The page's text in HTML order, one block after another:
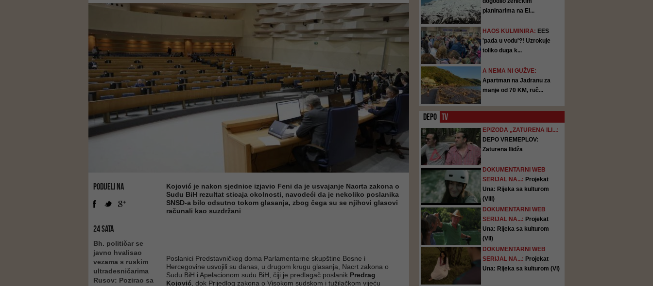
PODIJELI NA
24 SATA
Bh. političar se
javno hvalisao
vezama s ruskim
ultradesničarima
Rusov: Pozirao sa
Kojović je nakon sjednice izjavio Feni da je usvajanje Nacrta zakona o
Sudu BiH rezultat sticaja okolnosti, navodeći da je nekoliko poslanika
SNSD-a bilo odsutno tokom glasanja, zbog čega su se njihovi glasovi
računali kao suzdržani
Poslanici Predstavničkog doma Parlamentarne skupštine Bosne i
Hercegovine usvojili su danas, u drugom krugu glasanja, Nacrt zakona o
Sudu BiH i Apelacionom sudu BiH, čiji je predlagač poslanik Predrag
Kojović , dok Prijedlog zakona o Visokom sudskom i tužilačkom vijeću
planinarima na El...
HAOS KULMINIRA: EES
'pada u vodu'?! Uzrokuje
toliko duga k...
A NEMA NI GUŽVE:
Apartman na Jadranu za
manje od 70 KM, ruč...
DEPO TV
EPIZODA „ZATURENA ILI...:
DEPO VREMEPLOV:
Zaturena Ilidža
DOKUMENTARNI WEB
SERIJAL NA...: Projekat
Una: Rijeka sa kulturom
(VIII)
DOKUMENTARNI WEB
SERIJAL NA...: Projekat
Una: Rijeka sa kulturom
(VII)
DOKUMENTARNI WEB
SERIJAL NA...: Projekat
Una: Rijeka sa kulturom (VI)